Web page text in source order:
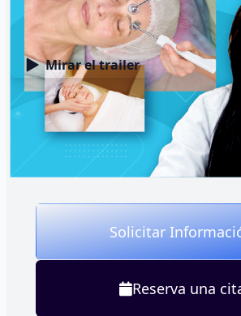
Antiacné
Mirar el trailer
Solicitar
Reserva una